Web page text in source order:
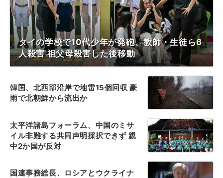
タイの学校で10代少年が発砲、教師・生徒ら6
人殺害 祖父母殺害した後移動
韓国、北西部沿岸で地雷15個回収 豪
雨で北朝鮮から流出か
太平洋諸島フォーラム、中国のミサ
イル非難する共同声明採択できず 親
中2か国が反対
国連事務総長、ロシアとウクライナ